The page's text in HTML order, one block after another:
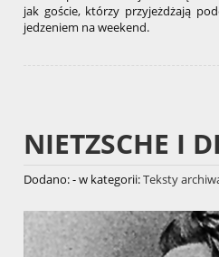
jak goście, którzy przyjeżdżają
jedzeniem na weekend.
NIETZSCHE I
Dodano:-w kategorii:Teksty